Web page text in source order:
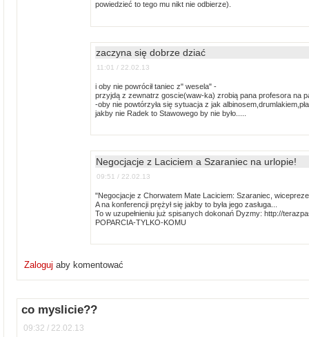
powiedzieć to tego mu nikt nie odbierze).
zaczyna się dobrze dziać
11:01 / 22.02.13
i oby nie powrócił taniec z" wesela" -
przyjdą z zewnatrz goscie(waw-ka) zrobią pana profesora na
-oby nie powtórzyła się sytuacja z jak
jakby nie Radek to Stawowego by nie było.....
Negocjacje z Laciciem a Szaraniec na urlopie!
09:51 / 22.02.13
"Negocjacje z Chorwatem Mate Laciciem: Szaraniec,
A na konferencji prężył się jakby to była jego zasługa...
To w uzupełnieniu już spisanych dokonań Dyzmy: http://
POPARCIA-TYLKO-KOMU
Zalogujaby komentować
co myslicie??
09:32 / 22.02.13